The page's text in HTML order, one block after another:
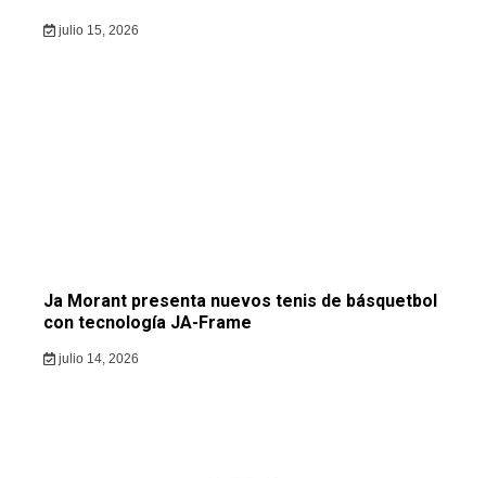
julio 15, 2026
Ja Morant presenta nuevos tenis de básquetbol
con tecnología JA-Frame
julio 14, 2026